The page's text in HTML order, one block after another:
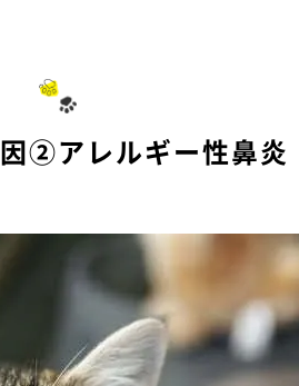
②アレルギー性鼻炎